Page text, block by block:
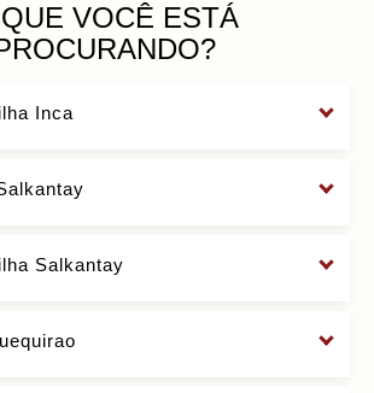
VOCÊ ESTÁ
Inca
Salkantay